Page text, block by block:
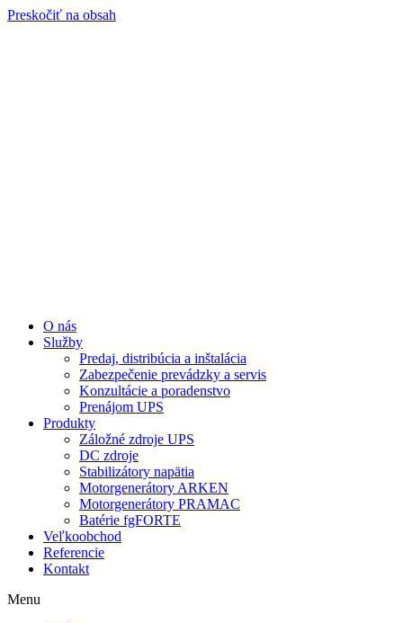
Preskočiť na obsah
O nás
Služby
Predaj, distribúcia a inštalácia
Zabezpečenie prevádzky a servis
Konzultácie a poradenstvo
Prenájom UPS
Produkty
Záložné zdroje UPS
DC zdroje
Stabilizátory napätia
Motorgenerátory ARKEN
Motorgenerátory PRAMAC
Batérie fgFORTE
Veľkoobchod
Referencie
Kontakt
Menu